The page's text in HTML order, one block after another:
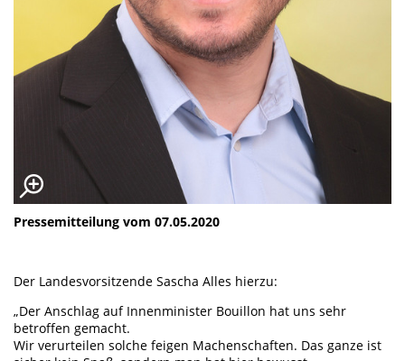
Pressemitteilung vom 07.05.2020
Der Landesvorsitzende Sascha Alles hierzu:
„Der Anschlag auf Innenminister Bouillon hat uns sehr
betroffen gemacht.
Wir verurteilen solche feigen Machenschaften. Das ganze ist